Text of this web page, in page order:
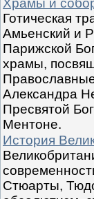
Храмы и
Готическая
Амьенский и
Парижской
храмы,
Александра
Пресвятой
Ментоне.
История
Стюарты,